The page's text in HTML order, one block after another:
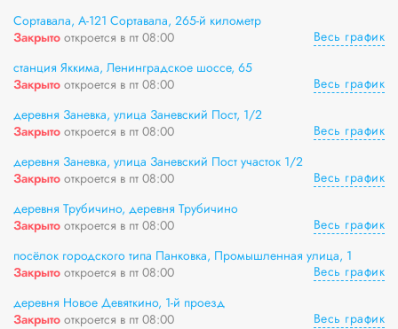
Сортавала, А-121 Сортавала, 265-й километр
Закрыто откроется в пт 08:00
Весь график
станция Яккима, Ленинградское шоссе, 65
Закрыто откроется в пт 08:00
Весь график
деревня Заневка, улица Заневский Пост, 1/2
Закрыто откроется в пт 08:00
Весь график
деревня Заневка, улица Заневский Пост участок 1/2
Закрыто откроется в пт 08:00
Весь график
деревня Трубичино, деревня Трубичино
Закрыто откроется в пт 08:00
Весь график
посёлок городского типа Панковка, Промышленная улица, 1
Закрыто откроется в пт 08:00
Весь график
деревня Новое Девяткино, 1-й проезд
Закрыто откроется в пт 08:00
Весь график